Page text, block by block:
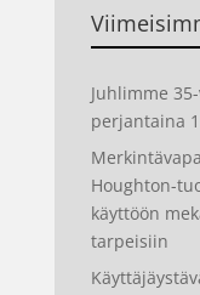
Juhlimme
perjantaina
Houghton-
käyttöön
tarpeisiin